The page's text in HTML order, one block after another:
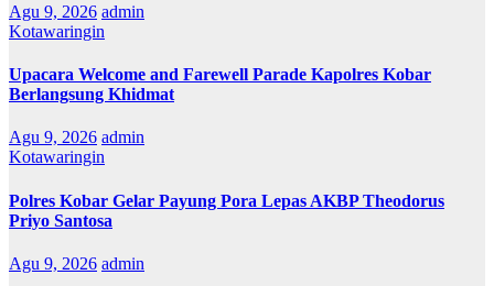
Agu 9, 2026 admin
Kotawaringin
Upacara Welcome and Farewell Parade Kapolres Kobar
Berlangsung Khidmat
Agu 9, 2026 admin
Kotawaringin
Polres Kobar Gelar Payung Pora Lepas AKBP Theodorus
Priyo Santosa
Agu 9, 2026 admin